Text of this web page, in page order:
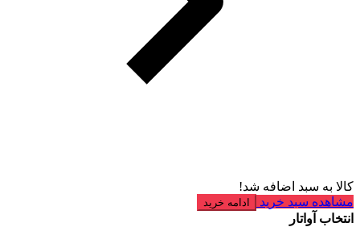
کالا به سبد اضافه شد!
مشاهده سبد خرید
ادامه خرید
انتخاب آواتار